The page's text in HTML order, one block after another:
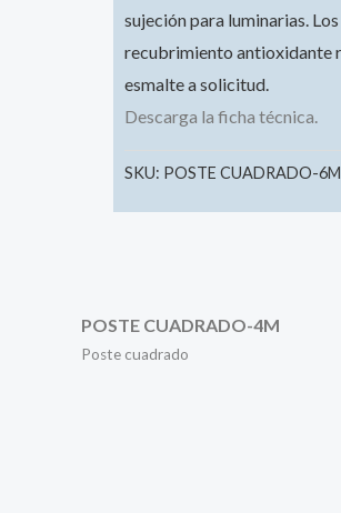
sujeción para luminarias.
recubrimiento antioxidante
esmalte a solicitud.
Descarga la ficha técnica.
SKU: POSTE CUADRADO-6M
POSTE CUADRADO-4M
Poste cuadrado